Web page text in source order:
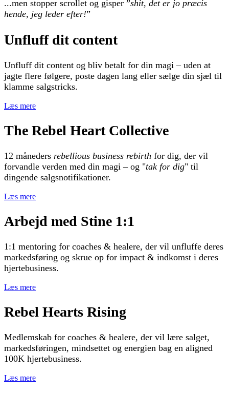
...men stopper scrollet og gisper ”shit, det er jo præcis
hende, jeg leder efter!”
Unfluff dit content
Unfluff dit content og bliv betalt for din magi – uden at
jagte flere følgere, poste dagen lang eller sælge din sjæl til
klamme salgstricks.
Læs mere
The Rebel Heart Collective
12 måneders rebellious business rebirth for dig, der vil
forvandle verden med din magi – og "tak for dig" til
dingende salgsnotifikationer.
Læs mere
Arbejd med Stine 1:1
1:1 mentoring for coaches & healere, der vil unfluffe deres
markedsføring og skrue op for impact & indkomst i deres
hjertebusiness.
Læs mere
Rebel Hearts Rising
Medlemskab for coaches & healere, der vil lære salget,
markedsføringen, mindsettet og energien bag en aligned
100K hjertebusiness.
Læs mere